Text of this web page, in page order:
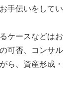
手伝いをしてい
ケースなどはお
可否、コンサル
ら、資産形成・